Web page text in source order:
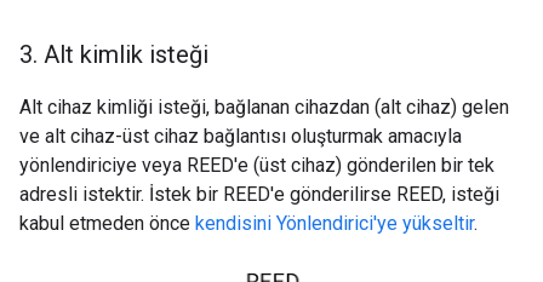
3. Alt kimlik isteği
Alt cihaz kimliği isteği, bağlanan cihazdan (alt cihaz) gelen
ve alt cihaz-üst cihaz bağlantısı oluşturmak amacıyla
yönlendiriciye veya REED'e (üst cihaz) gönderilen bir tek
adresli istektir. İstek bir REED'e gönderilirse REED, isteği
kabul etmeden önce kendisini Yönlendirici'ye yükseltir.